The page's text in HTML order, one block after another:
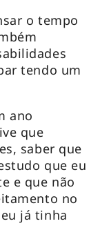
o tempo
tendo um
ano
que
saber que
que eu
e que não
no
já tinha